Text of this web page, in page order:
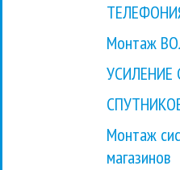
Монтаж
УСИЛЕНИЕ
Монтаж
магазинов